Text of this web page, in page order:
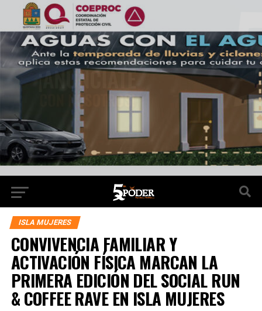
ISLA MUJERES
CONVIVENCIA FAMILIAR Y
ACTIVACIÓN FÍSICA MARCAN LA
PRIMERA EDICIÓN DEL SOCIAL RUN
& COFFEE RAVE EN ISLA MUJERES